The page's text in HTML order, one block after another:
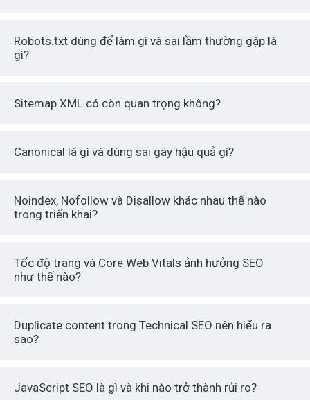
Robots.txt dùng để làm gì và sai lầm thường gặp là
gì?
Sitemap XML có còn quan trọng không?
Canonical là gì và dùng sai gây hậu quả gì?
Noindex, Nofollow và Disallow khác nhau thế nào
trong triển khai?
Tốc độ trang và Core Web Vitals ảnh hưởng SEO
như thế nào?
Duplicate content trong Technical SEO nên hiểu ra
sao?
JavaScript SEO là gì và khi nào trở thành rủi ro?